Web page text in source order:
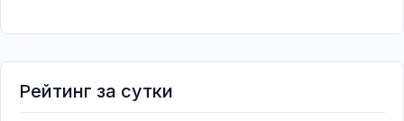
Рейтинг за сутки